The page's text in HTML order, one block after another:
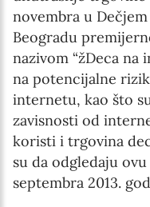
novembra u
Beogradu
nazivom “žDeca na
na potencijalne
internetu, kao što
zavisnosti od
koristi i trgovina
su da odgledaju
septembra 2013.